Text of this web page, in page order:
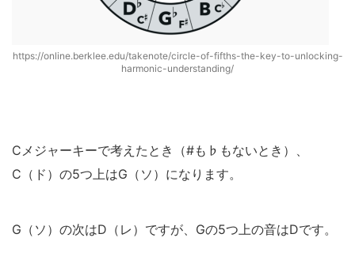
https://online.berklee.edu/takenote/circle-of-fifths-the-key-to-unlocking-
harmonic-understanding/
Cメジャーキーで考えたとき（#も♭もないとき）、
C（ド）の5つ上はG（ソ）になります。
G（ソ）の次はD（レ）ですが、Gの5つ上の音はDです。